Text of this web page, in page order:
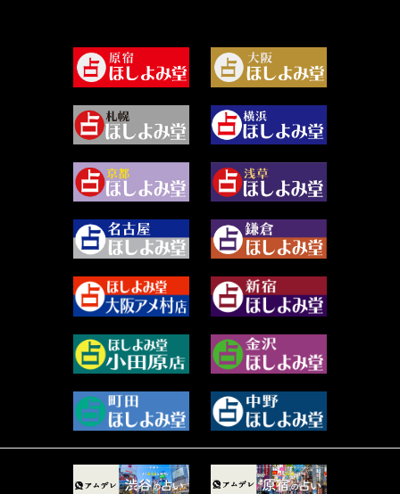
尾羽奈美海 (95)
藻那ムール (2)
白丸モカ (180)
水浅葱 旬時 (150)
阿佐霧 峰麿 (37)
源 彩乃 (65)
美月マーシャ (213)
芽百マミム (741)
真巳華 - Mamika - (269)
プラタ 真寿 (167)
紅月Luru (5)
ルーカス伽豆海 (1111)
2024年5月 (92)
2024年3月 (49)
2024年2月 (40)
2024年1月 (63)
2023年12月 (86)
2023年11月 (67)
2023年10月 (36)
2023年9月 (37)
2023年8月 (46)
2023年7月 (59)
2023年6月 (73)
2023年5月 (67)
2023年4月 (73)
2023年2月 (99)